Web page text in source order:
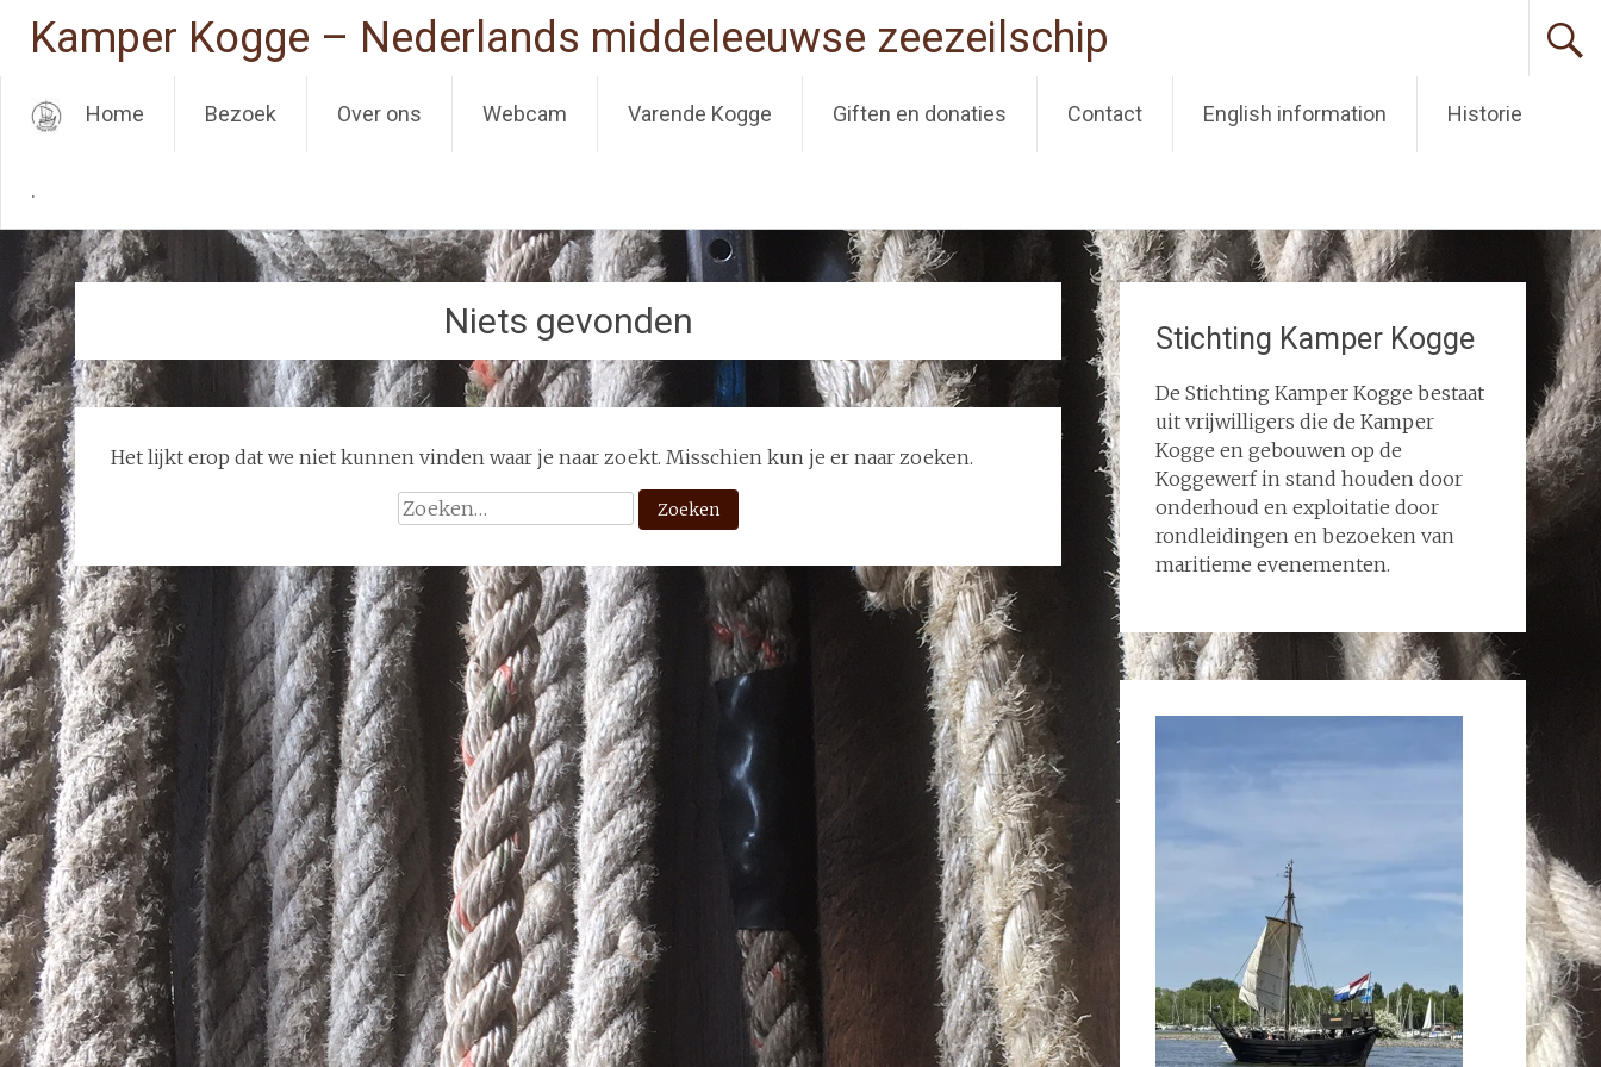
naar
de
inhoud
Kamper Kogge – Nederlands middeleeuwse zeezeilschip
Home Bezoek Over ons Webcam Varende Kogge Giften en donaties Contact English information Historie
.
Niets gevonden
Het lijkt erop dat we niet kunnen vinden waar je naar zoekt. Misschien kun je er naar zoeken.
Zoeken
naar:
Stichting Kamper Kogge
De Stichting Kamper Kogge bestaat
uit vrijwilligers die de Kamper
Kogge en gebouwen op de
Koggewerf in stand houden door
onderhoud en exploitatie door
rondleidingen en bezoeken van
maritieme evenementen.